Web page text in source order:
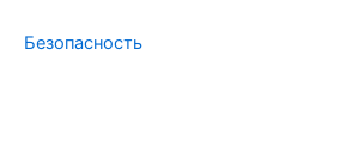
Безопасность